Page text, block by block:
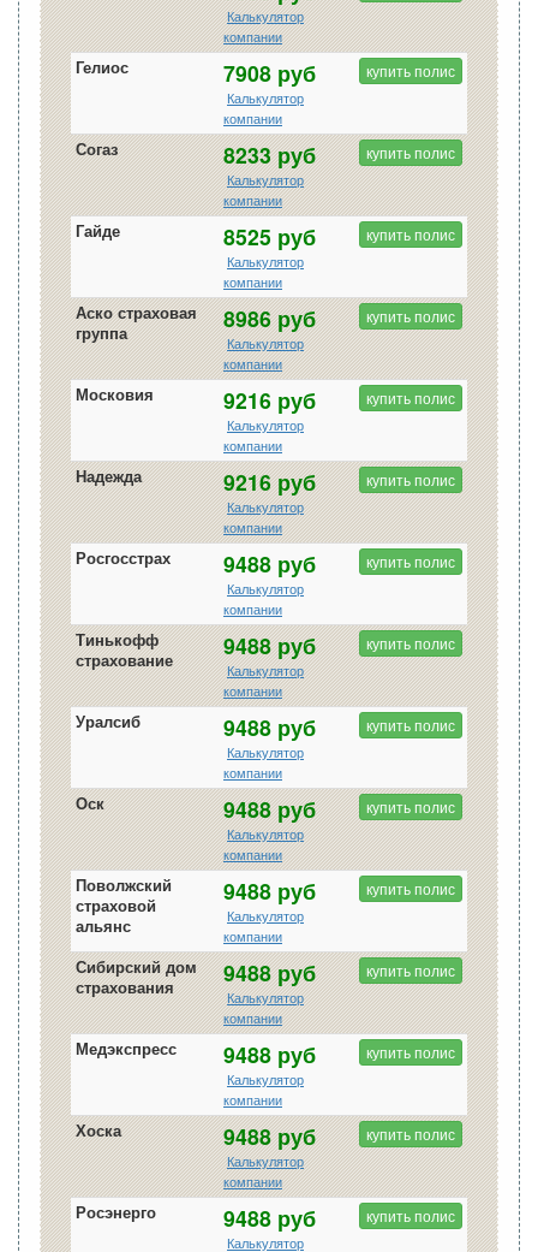
Калькулятор
компании
Гелиос 7908 руб
Калькулятор
компании
купить полис
Согаз 8233 руб
Калькулятор
компании
купить полис
Гайде 8525 руб
Калькулятор
компании
купить полис
Аско страховая
группа
8986 руб
Калькулятор
компании
купить полис
Московия 9216 руб
Калькулятор
компании
купить полис
Надежда 9216 руб
Калькулятор
компании
купить полис
Росгосстрах 9488 руб
Калькулятор
компании
купить полис
Тинькофф
страхование
9488 руб
Калькулятор
компании
купить полис
Уралсиб 9488 руб
Калькулятор
компании
купить полис
Оск 9488 руб
Калькулятор
компании
купить полис
Поволжский
страховой
альянс
9488 руб
Калькулятор
компании
купить полис
Сибирский дом
страхования
9488 руб
Калькулятор
компании
купить полис
Медэкспресс 9488 руб
Калькулятор
компании
купить полис
Хоска 9488 руб
Калькулятор
компании
купить полис
Росэнерго 9488 руб
Калькулятор
купить полис